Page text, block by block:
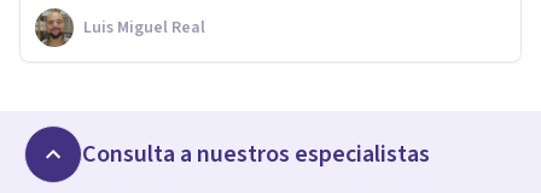
Luis Miguel Real
Consulta a nuestros especialistas